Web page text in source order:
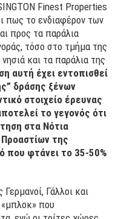
Finest Properties
πως το ενδιαφέρον των
προς τα παράλια
τόσο στο τμήμα της
και τα παράλια της
αυτή έχει εντοπισθεί
δράσης ξένων
στοιχείο έρευνας
το γεγονός ότι
στα Νότια
της
που φτάνει το 35-50%
Γάλλοι και
«μπλοκ» που